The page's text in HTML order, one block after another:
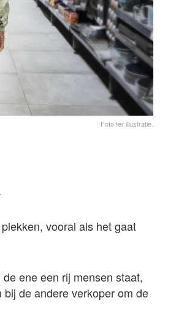
Foto ter illustratie.
vooral als het gaat
ene een rij mensen staat,
de andere verkoper om de